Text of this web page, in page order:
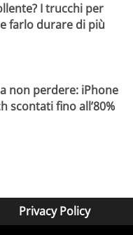
I trucchi per
farlo durare di più
non perdere: iPhone
scontati fino all’80%
Privacy Policy